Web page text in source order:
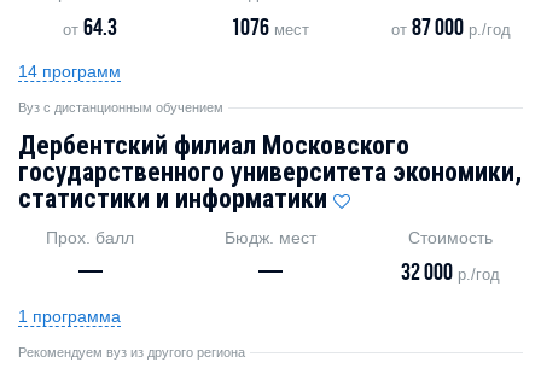
от64.3 1076 мест от 87 000р./год
14 программ
Вуз с дистанционным обучением
Дербентский филиал Московского
государственного университета экономики,
статистики и информатики
Прох. балл
—
Бюдж. мест
—
Стоимость
32 000 р./год
1 программа
Рекомендуем вуз из другого региона